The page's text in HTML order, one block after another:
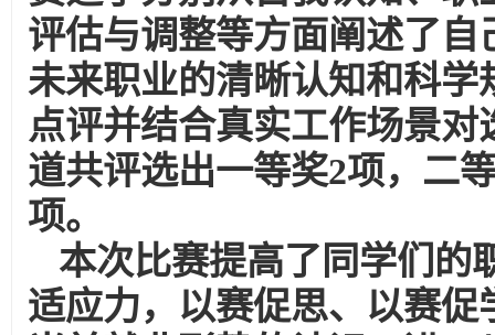
评估与调整等方面阐述了
未来职业的清晰认知和科
点评并结合真实工作场景
道共评选出一等奖2项，二
项。
本次比赛提高了同学们的
适应力，以赛促思、以赛